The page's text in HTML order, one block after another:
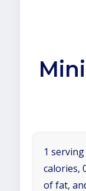
1
calories,
of fat,